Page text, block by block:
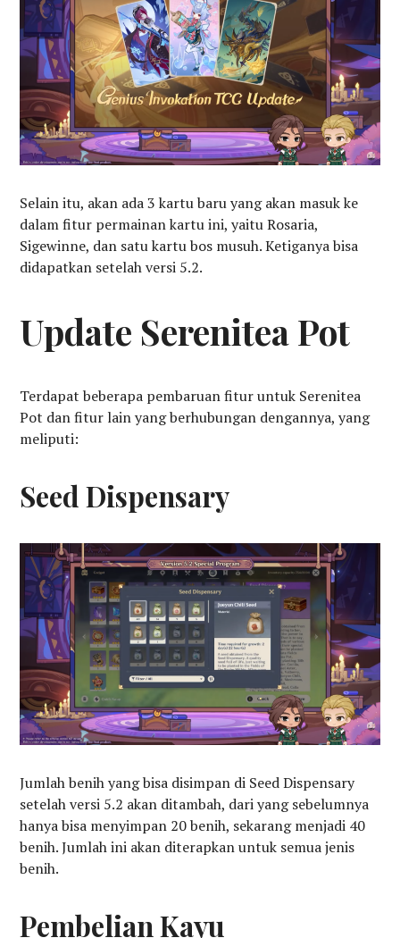
Selain itu, akan ada 3 kartu baru yang akan masuk ke
dalam fitur permainan kartu ini, yaitu Rosaria,
Sigewinne, dan satu kartu bos musuh. Ketiganya bisa
didapatkan setelah versi 5.2.
Update Serenitea Pot
Terdapat beberapa pembaruan fitur untuk Serenitea
Pot dan fitur lain yang berhubungan dengannya, yang
meliputi:
Seed Dispensary
Jumlah benih yang bisa disimpan di Seed Dispensary
setelah versi 5.2 akan ditambah, dari yang sebelumnya
hanya bisa menyimpan 20 benih, sekarang menjadi 40
benih. Jumlah ini akan diterapkan untuk semua jenis
benih.
Pembelian Kayu